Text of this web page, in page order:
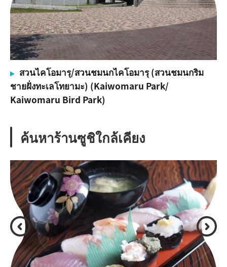
สวนไคโอมารุ/สวนชมนกไคโอมารุ (สวนชมนกริม
ชายฝั่งทะเลโทยามะ) (Kaiwomaru Park/
Kaiwomaru Bird Park)
ค้นหาร้านซูชิใกล้เคียง